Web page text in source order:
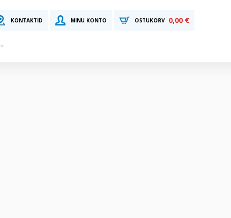
KONTAKTID MINU KONTO OSTUKORV 0,00 €